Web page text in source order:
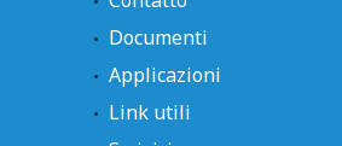
Documenti
Applicazioni
Link utili